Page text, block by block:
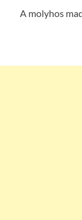
A molyhos